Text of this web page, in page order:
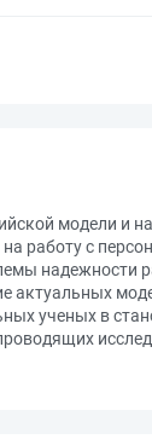
модели и
работу с
надежности
актуальных
ученых в